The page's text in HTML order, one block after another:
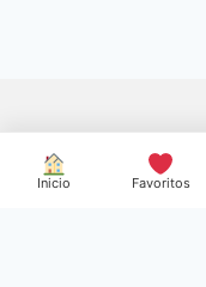
Inicio Favoritos